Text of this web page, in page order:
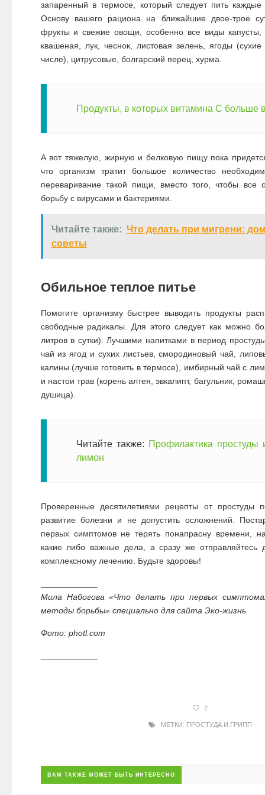
запаренный в термосе, который следует пить
Основу вашего рациона на ближайшие двое-трое
фрукты и свежие овощи, особенно все виды
квашеная, лук, чеснок, листовая зелень, ягоды
числе), цитрусовые, болгарский перец, хурма.
Продукты, в которых витамина С больше
А вот тяжелую, жирную и белковую пищу пока
что организм тратит большое количество
переваривание такой пищи, вместо того, чтобы все
борьбу с вирусами и бактериями.
Читайте также: Что делать при мигрени:
советы
Обильное теплое питье
Помогите организму быстрее выводить продукты
свободные радикалы. Для этого следует как можно
литров в сутки). Лучшими напитками в период
чай из ягод и сухих листьев, смородиновый чай,
калины (лучше готовить в термосе), имбирный чай с
и настои трав (корень алтея, эвкалипт, багульник,
душица).
Читайте также: Профилактика
лимон
Проверенные десятилетиями рецепты от простуды
развитие болезни и не допустить осложнений.
первых симптомов не терять понапрасну времени,
какие либо важные дела, а сразу же отправляйтесь
комплексному лечению. Будьте здоровы!
Мила Набогова «Что делать при первых
методы борьбы» специально для сайта Эко-жизнь.
Фото: photl.com
2
МЕТКИ: ПРОСТУДА И ГРИПП
ВАМ ТАКЖЕ МОЖЕТ БЫТЬ ИНТЕРЕСНО